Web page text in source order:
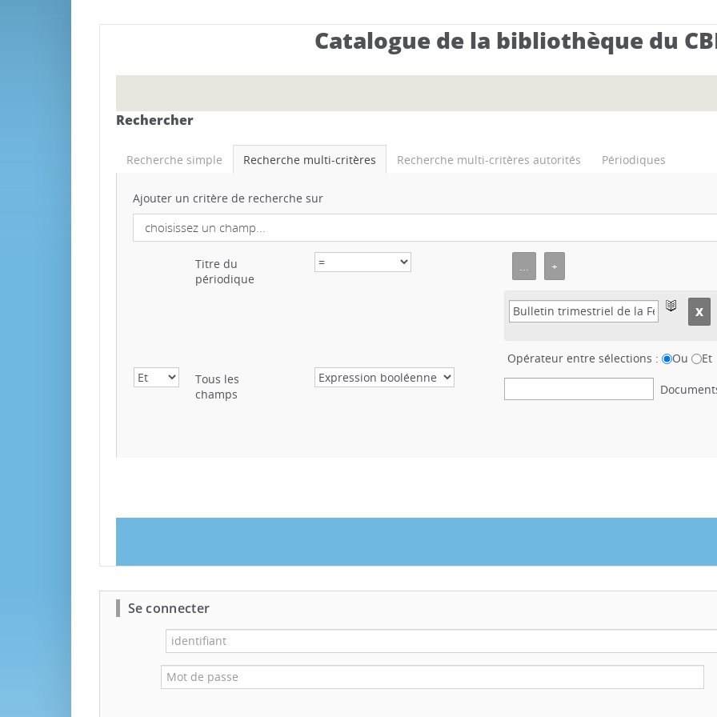
Catalogue de la bibliothèque du
Rechercher
Recherche simple Recherche multi-critères Recherche multi-critères autorités Périodiques
Ajouter un critère de recherche sur
Titre du
périodique
Opérateur entre sélections : Ou
Et
Tous les
champs
Se connecter